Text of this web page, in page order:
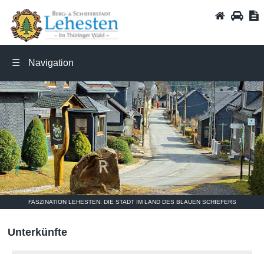
☰ Navigation
FASZINATION LEHESTEN: DIE STADT IM LAND DES BLAUEN SCHIEFERS
Unterkünfte